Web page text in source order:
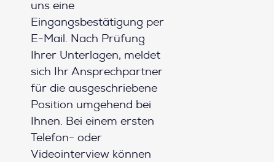
uns eine
Eingangsbestätigung per
E-Mail. Nach Prüfung
Ihrer Unterlagen, meldet
sich Ihr Ansprechpartner
für die ausgeschriebene
Position umgehend bei
Ihnen. Bei einem ersten
Telefon- oder
Videointerview können